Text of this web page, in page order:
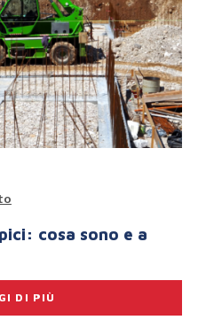
cosa sono e a
DI PIÙ